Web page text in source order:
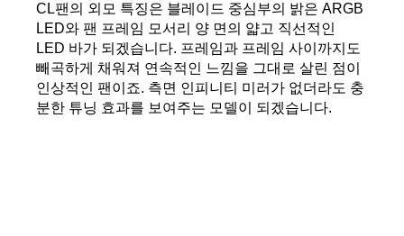
CL팬의 외모 특징은 블레이드 중심부의 밝은 ARGB
LED와 팬 프레임 모서리 양 면의 얇고 직선적인
LED 바가 되겠습니다. 프레임과 프레임 사이까지도
빼곡하게 채워져 연속적인 느낌을 그대로 살린 점이
인상적인 팬이죠. 측면 인피니티 미러가 없더라도 충
분한 튜닝 효과를 보여주는 모델이 되겠습니다.